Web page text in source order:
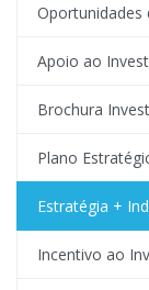
Oportunidades
Apoio ao
Brochura
Plano
Estratégia +
Incentivo ao